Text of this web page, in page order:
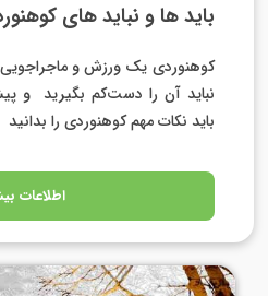
باید ها و نباید های کوهنوردی
کوهنوردی یک ورزش و ماجراجویی
نباید آن را دست‌کم بگیرید و پیش از
باید نکات مهم کوهنوردی را بدانید
اطلاعات بیشتر